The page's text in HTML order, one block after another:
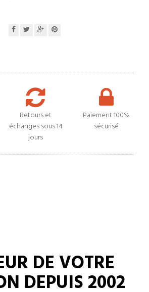
Retours et
échanges sous 14
jours
Paiement 100%
sécurisé
DE VOTRE
DEPUIS 2002